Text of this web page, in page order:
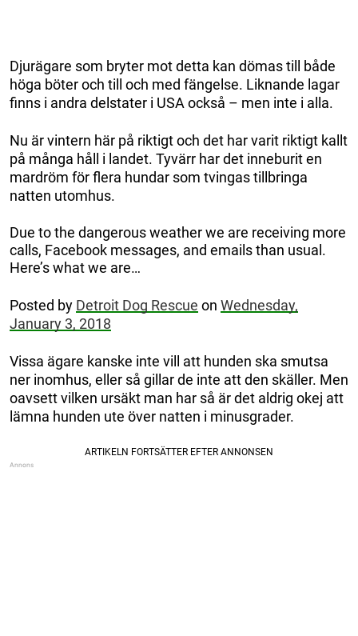
Djurägare som bryter mot detta kan dömas till både
höga böter och till och med fängelse. Liknande lagar
finns i andra delstater i USA också – men inte i alla.
Nu är vintern här på riktigt och det har varit riktigt kallt
på många håll i landet. Tyvärr har det inneburit en
mardröm för flera hundar som tvingas tillbringa
natten utomhus.
Due to the dangerous weather we are receiving more
calls, Facebook messages, and emails than usual.
Here’s what we are…
Posted by Detroit Dog Rescue on Wednesday,
January 3, 2018
Vissa ägare kanske inte vill att hunden ska smutsa
ner inomhus, eller så gillar de inte att den skäller. Men
oavsett vilken ursäkt man har så är det aldrig okej att
lämna hunden ute över natten i minusgrader.